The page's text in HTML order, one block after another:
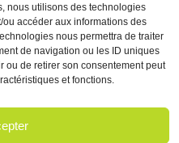
nous utilisons des technologies
accéder aux informations des
nous permettra de traiter
de navigation ou les ID uniques
ou de retirer son consentement peut
et fonctions.
POPULATION Panne des
le territoire de Mana